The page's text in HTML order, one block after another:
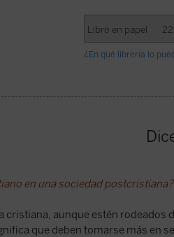
¿En qué librería lo
en una sociedad postcristiana?
cristiana, aunque estén
que deben tomarse más en